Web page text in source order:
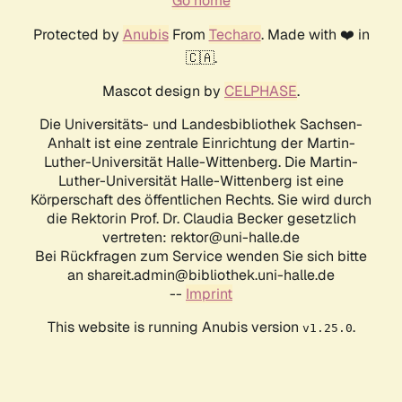
Protected by AnubisFrom Techaro. Made with ❤️ in
🇨🇦.
Mascot design by CELPHASE.
Die Universitäts- und Landesbibliothek Sachsen-
Anhalt ist eine zentrale Einrichtung der Martin-
Luther-Universität Halle-Wittenberg. Die Martin-
Luther-Universität Halle-Wittenberg ist eine
Körperschaft des öffentlichen Rechts. Sie wird durch
die Rektorin Prof. Dr. Claudia Becker gesetzlich
vertreten: rektor@uni-halle.de
Bei Rückfragen zum Service wenden Sie sich bitte
an shareit.admin@bibliothek.uni-halle.de
-- Imprint
This website is running Anubis version v1.25.0.